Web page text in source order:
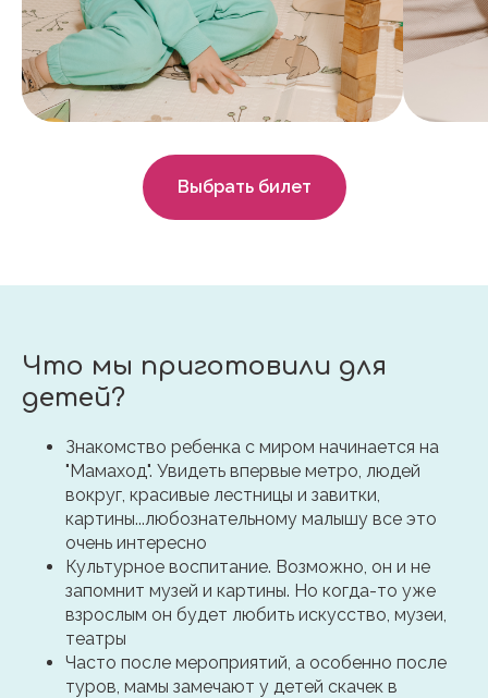
Выбрать билет
Что мы приготовили для
детей?
Знакомство ребенка с миром начинается на
"Мамаход". Увидеть впервые метро, людей
вокруг, красивые лестницы и завитки,
картины...любознательному малышу все это
очень интересно
Культурное воспитание. Возможно, он и не
запомнит музей и картины. Но когда-то уже
взрослым он будет любить искусство, музеи,
театры
Часто после мероприятий, а особенно после
туров, мамы замечают у детей скачек в